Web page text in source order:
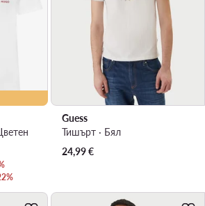
Guess
Тишърт · Бял
24,99€